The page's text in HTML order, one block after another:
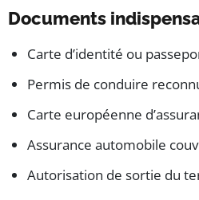
Documents
Carte d’identité ou
Permis de conduire
Carte européenne
Assurance automobile
Autorisation de sortie du